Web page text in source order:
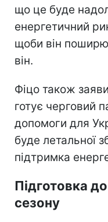
що це буде
енергетичний
щоби він
він.
Фіцо також
готує черговий
допомоги для
буде летальної
підтримка
Підготовка
сезону